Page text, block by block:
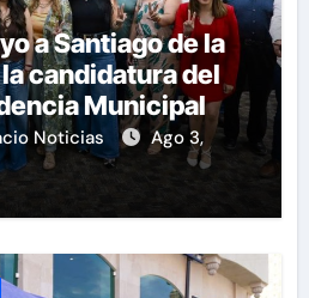
a Santiago de la
candidatura del
Municipal
Noticias
Ago 3,